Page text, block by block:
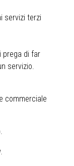
servizi terzi
prega di far
servizio.
commerciale
.